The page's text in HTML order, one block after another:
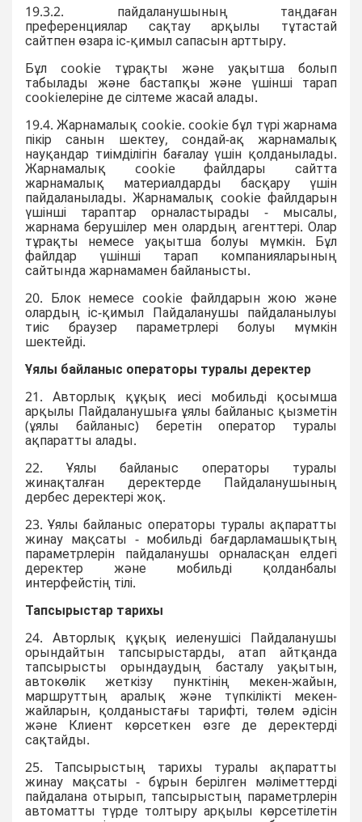
19.3.2. пайдаланушының таңдаған
преференциялар сақтау арқылы тұтастай
сайтпен өзара іс-қимыл сапасын арттыру.
Бұл cookie тұрақты және уақытша болып
табылады және бастапқы және үшінші тарап
cookieлеріне де сілтеме жасай алады.
19.4. Жарнамалық cookie. cookie бұл түрі жарнама
пікір санын шектеу, сондай-ақ жарнамалық
науқандар тиімділігін бағалау үшін қолданылады.
Жарнамалық cookie файлдары сайтта
жарнамалық материалдарды басқару үшін
пайдаланылады. Жарнамалық cookie файлдарын
үшінші тараптар орналастырады - мысалы,
жарнама берушілер мен олардың агенттері. Олар
тұрақты немесе уақытша болуы мүмкін. Бұл
файлдар үшінші тарап компанияларының
сайтында жарнамамен байланысты.
20. Блок немесе cookie файлдарын жою және
олардың іс-қимыл Пайдаланушы пайдаланылуы
тиіс браузер параметрлері болуы мүмкін
шектейді.
Ұялы байланыс операторы туралы деректер
21. Авторлық құқық иесі мобильді қосымша
арқылы Пайдаланушыға ұялы байланыс қызметін
(ұялы байланыс) беретін оператор туралы
ақпаратты алады.
22. Ұялы байланыс операторы туралы
жинақталған деректерде Пайдаланушының
дербес деректері жоқ.
23. Ұялы байланыс операторы туралы ақпаратты
жинау мақсаты - мобильді бағдарламашықтың
параметрлерін пайдаланушы орналасқан елдегі
деректер және мобильді қолданбалы
интерфейстің тілі.
Тапсырыстар тарихы
24. Авторлық құқық иеленушісі Пайдаланушы
орындайтын тапсырыстарды, атап айтқанда
тапсырысты орындаудың басталу уақытын,
автокөлік жеткізу пунктінің мекен-жайын,
маршруттың аралық және түпкілікті мекен-
жайларын, қолданыстағы тарифті, төлем әдісін
және Клиент көрсеткен өзге де деректерді
сақтайды.
25. Тапсырыстың тарихы туралы ақпаратты
жинау мақсаты - бұрын берілген мәліметтерді
пайдалана отырып, тапсырыстың параметрлерін
автоматты түрде толтыру арқылы көрсетілетін